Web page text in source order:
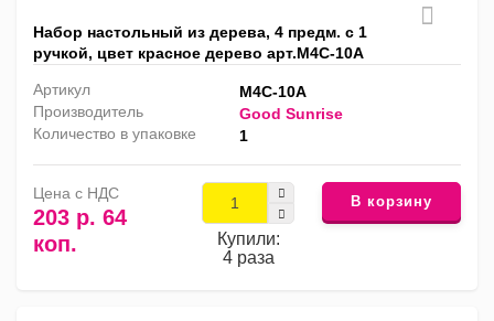
Набор настольный из дерева, 4 предм. с 1
ручкой, цвет красное дерево арт.M4C-10A
Артикул
M4C-10A
Производитель
Good Sunrise
Количество в упаковке
1
Цена с НДС
203 р. 64
коп.
Купили:
4 раза
В корзину